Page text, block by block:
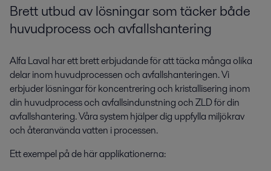
Brett utbud av lösningar som täcker både
huvudprocess och avfallshantering
Alfa Laval har ett brett erbjudande för att täcka många olika
delar inom huvudprocessen och avfallshanteringen. Vi
erbjuder lösningar för koncentrering och kristallisering inom
din huvudprocess och avfallsindunstning och ZLD för din
avfallshantering. Våra system hjälper dig uppfylla miljökrav
och återanvända vatten i processen.
Ett exempel på de här applikationerna: